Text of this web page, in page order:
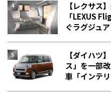
【レクサス
「LEXUS
ぐラグジュ
【ダイハツ
ス」を一部
車「インテ